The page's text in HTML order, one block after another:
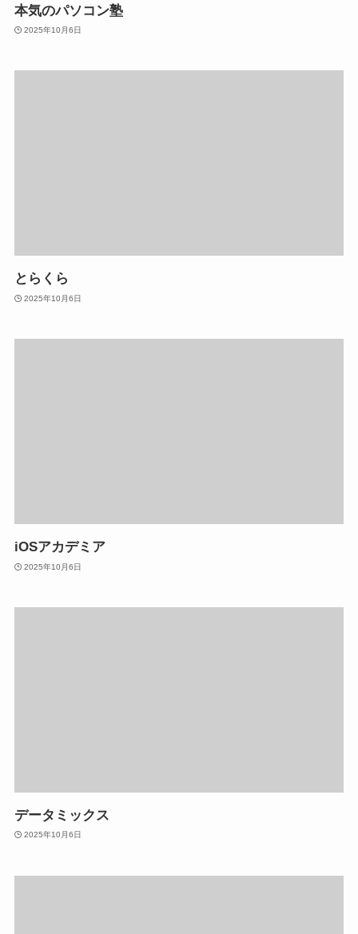
本気のパソコン塾
2025年10月6日
とらくら
2025年10月6日
iOSアカデミア
2025年10月6日
データミックス
2025年10月6日